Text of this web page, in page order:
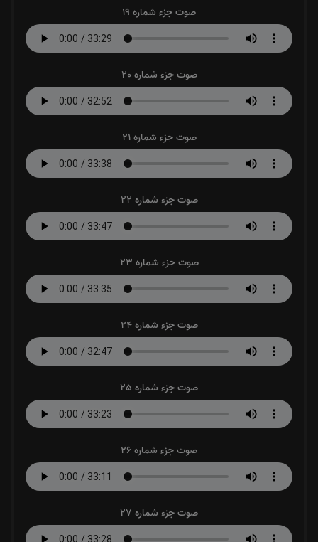
صوت جزء شماره 19
صوت جزء شماره 20
صوت جزء شماره 21
صوت جزء شماره 22
صوت جزء شماره 23
صوت جزء شماره 24
صوت جزء شماره 25
صوت جزء شماره 26
صوت جزء شماره 27